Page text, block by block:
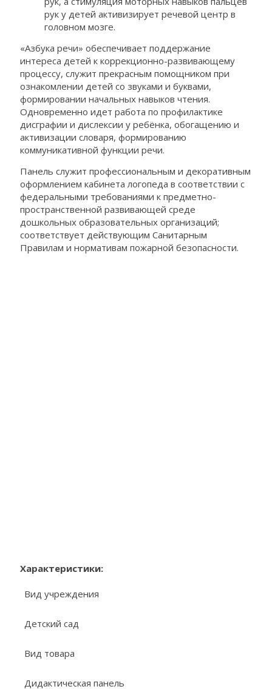
рук у детей активизирует речевой центр в
головном мозге.
«Азбука речи» обеспечивает поддержание
интереса детей к коррекционно-развивающему
процессу, служит прекрасным помощником при
ознакомлении детей со звуками и буквами,
формировании начальных навыков чтения.
Одновременно идет работа по профилактике
дисграфии и дислексии у ребёнка, обогащению и
активизации словаря, формированию
коммуникативной функции речи.
Панель служит профессиональным и декоративным
оформлением кабинета логопеда в соответствии с
федеральными требованиями к предметно-
пространственной развивающей среде
дошкольных образовательных организаций;
соответствует действующим Санитарным
Правилам и нормативам пожарной безопасности.
Характеристики:
Вид учреждения
Детский сад
Вид товара
Дидактическая панель